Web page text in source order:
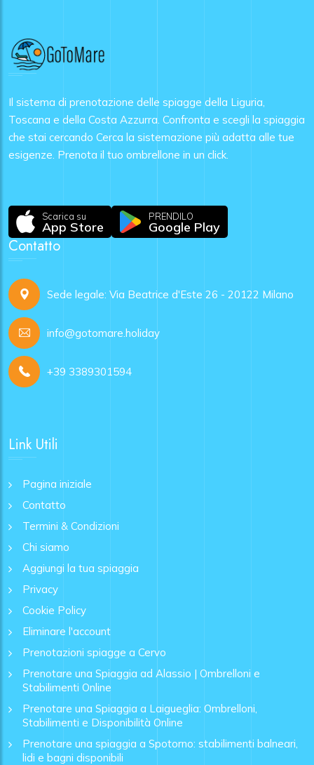
Il sistema di prenotazione delle spiagge della Liguria,
Toscana e della Costa Azzurra. Confronta e scegli la spiaggia
che stai cercando Cerca la sistemazione più adatta alle tue
esigenze. Prenota il tuo ombrellone in un click.
Scarica su
App Store
PRENDILO
Google Play
Contatto
Sede legale: Via Beatrice d'Este 26 - 20122 Milano
info@gotomare.holiday
+39 3389301594
Link Utili
Pagina iniziale
Contatto
Termini & Condizioni
Chi siamo
Aggiungi la tua spiaggia
Privacy
Cookie Policy
Eliminare l'account
Prenotazioni spiagge a Cervo
Prenotare una Spiaggia ad Alassio | Ombrelloni e
Stabilimenti Online
Prenotare una Spiaggia a Laigueglia: Ombrelloni,
Stabilimenti e Disponibilità Online
Prenotare una spiaggia a Spotorno: stabilimenti balneari,
lidi e bagni disponibili